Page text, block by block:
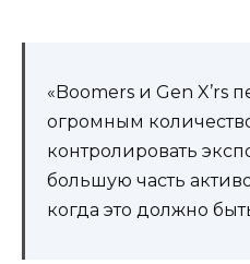
«Boomers и Gen X’rs
огромным
контролировать
большую часть
когда это должно